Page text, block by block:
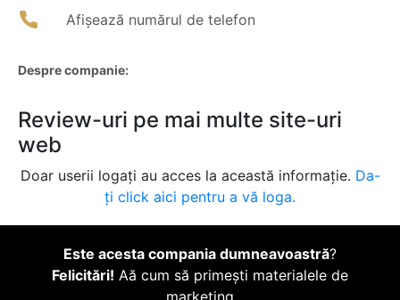
Afișează numărul de telefon
Despre companie:
Review-uri pe mai multe site-uri
web
Doar userii logați au acces la această informație. Da-
ți click aici pentru a vă loga.
Este acesta compania dumneavoastră?
Felicitări! Aă cum să primești materialele de